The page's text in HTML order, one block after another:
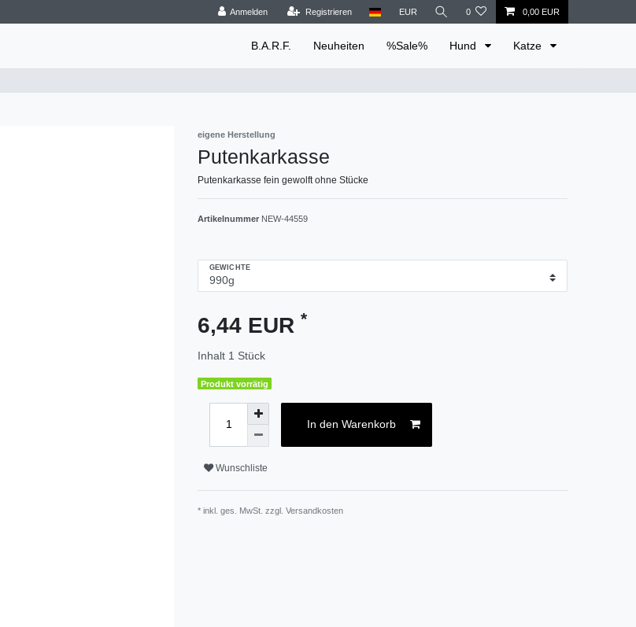
Anmelden Registrieren EUR 0 0,00 EUR
B.A.R.F. Neuheiten %Sale% Hund Katze
eigene Herstellung
Putenkarkasse
Putenkarkasse fein gewolft ohne Stücke
Artikelnummer NEW-44559
GEWICHTE
6,44 EUR *
Inhalt 1 Stück
Produkt vorrätig
In den Warenkorb
Wunschliste
* inkl. ges. MwSt. zzgl. Versandkosten